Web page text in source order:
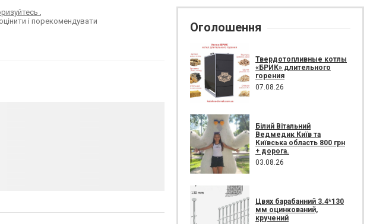
,
і порекомендувати
Оголошення
Твердотопливные котлы
«БРИК» длительного
горения
07.08.26
Білий Вітальний
Ведмедик Київ та
Київська область 800 грн
+ дорога.
03.08.26
Цвях барабанний 3.4*130
мм оцинкований,
кручений